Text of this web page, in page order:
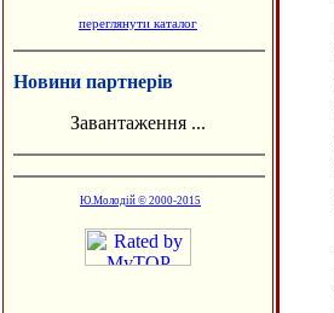
переглянути каталог
Новини партнерів
Завантаження ...
Ю.Молодій © 2000-2015